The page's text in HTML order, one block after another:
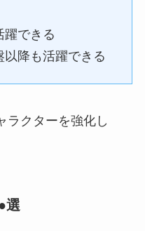
躍できる
以降も活躍できる
ラクターを強化し
選